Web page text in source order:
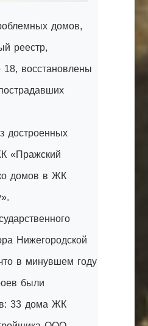
домов,
реестр,
18, восстановлены
достроенных
«Пражский
домов в ЖК
Нижегородской
в минувшем году
были
33 дома ЖК